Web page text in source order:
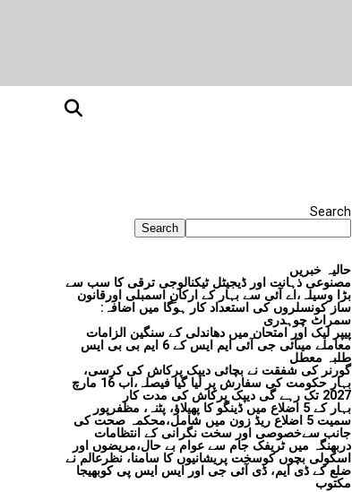
Search
Search
حالیہ خبریں
مصنوعی ذہانت اور ڈیجیٹل ٹیکنالوجی ترقی کا سب سے
بڑا وسیلہ،اے آئی سے بہار کے ارکانِ اسمبلی اورقانون
ساز کونسلروں کی استعداد کار ہوگا میں اضافہ:
سمراٹ چوہدری
پیپر لیک اور امتحان میں دھاندلی کے سنگین الزامات
معاملے میںآئی جی آئی ایم ایس کے 6 ایم بی بی ایس
طلبہ معطل
گورنر کی شفقت نے بچائی دیپک پرکاش کی کرسی،
بہار حکومت کی سفارش پر لیا گیا فیصلہ،اب 16 مارچ
2027 تک رہے گی دیپک پرکاش کی مدت کار
بہار کے 5 اضلاع میں ڈینگو کا پھیلاؤ، پٹنہ، مظفرپور
سمیت 5 اضلاع ریڈ زون میں شامل،محکمہ صحت کی
جانب سےخصوصی اور سخت نگرانی کے انتظامات
دربھنگہ میں ٹریفک جام سے عوام بے حال،مریضوں اور
اسکولی بچوں کوسخت پریشانیوں کا سامنا، نظرعالم نے
ضلع کے ڈی ایم، ڈی آئی جی اور ایس ایس پی کوبھیجا
مکتوب